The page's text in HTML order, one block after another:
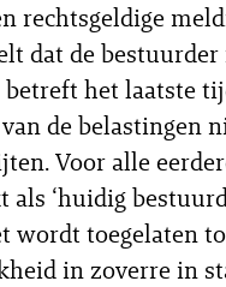
rechtsgeldige
dat de
het laatste
de belastingen
Voor alle
‘huidig
wordt toegelaten
in zoverre in